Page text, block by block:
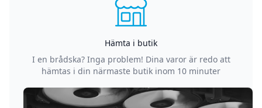
Hämta i butik
I en brådska? Inga problem! Dina varor är redo att
hämtas i din närmaste butik inom 10 minuter